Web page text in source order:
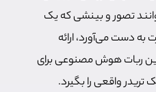
تصور و بینشی که یک
به دست می‌آورد، ارائه
ربات هوش مصنوعی برای
تریدر واقعی را بگیرد.